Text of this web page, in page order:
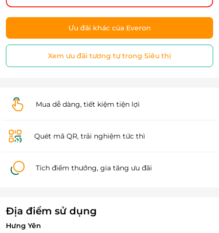
Ưu đãi khác của Everon
Xem ưu đãi tương tự trong Siêu thị
Mua dễ dàng, tiết kiệm tiện lợi
Quét mã QR, trải nghiệm tức thì
Tích điểm thưởng, gia tăng ưu đãi
Địa điểm sử dụng
Hưng Yên